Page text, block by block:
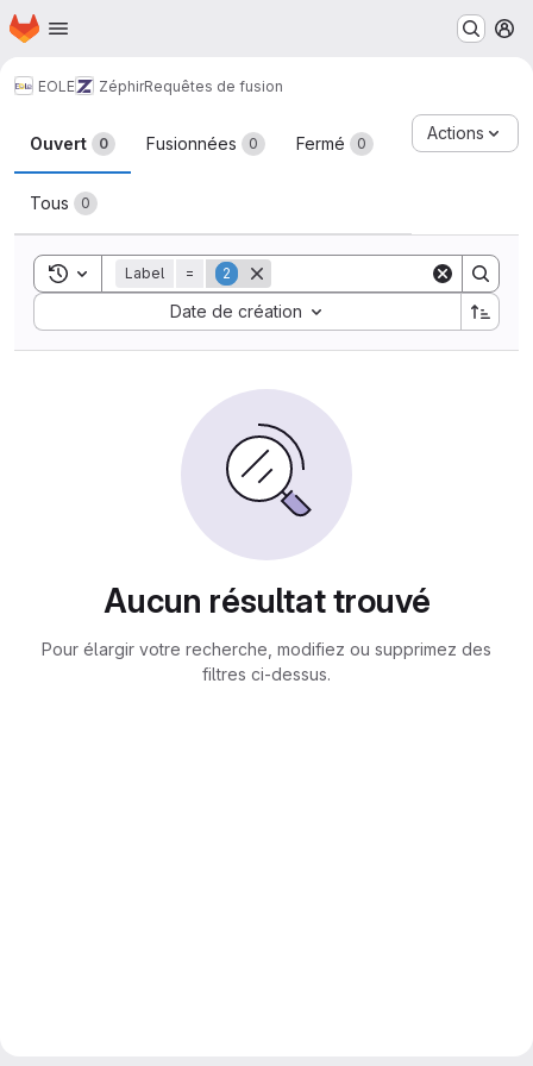
Passer au contenu principal
Page d'accueil
EOLE ZéphirRequêtes de fusion
Requêtes de fusion
Ouvert 0 Fusionnées 0 Fermé 0
Tous 0
Actions
Toggle search history
Label = 2
Date de création
Sort by:
Aucun résultat trouvé
Pour élargir votre recherche, modifiez ou supprimez des
filtres ci-dessus.